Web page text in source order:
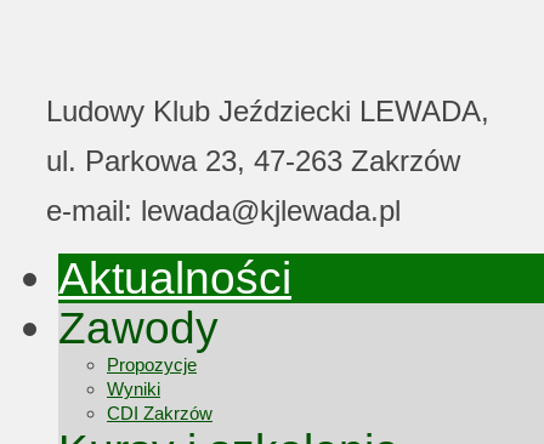
Ludowy Klub Jeździecki LEWADA,
ul. Parkowa 23, 47-263 Zakrzów
e-mail: lewada@kjlewada.pl
Aktualności
Zawody
Propozycje
Wyniki
CDI Zakrzów